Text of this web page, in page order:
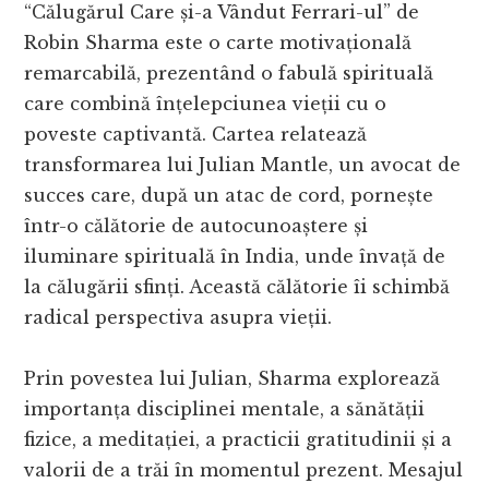
“Călugărul Care și-a Vândut Ferrari-ul” de
Robin Sharma este o carte motivațională
remarcabilă, prezentând o fabulă spirituală
care combină înțelepciunea vieții cu o
poveste captivantă. Cartea relatează
transformarea lui Julian Mantle, un avocat de
succes care, după un atac de cord, pornește
într-o călătorie de autocunoaștere și
iluminare spirituală în India, unde învață de
la călugării sfinți. Această călătorie îi schimbă
radical perspectiva asupra vieții.
Prin povestea lui Julian, Sharma explorează
importanța disciplinei mentale, a sănătății
fizice, a meditației, a practicii gratitudinii și a
valorii de a trăi în momentul prezent. Mesajul